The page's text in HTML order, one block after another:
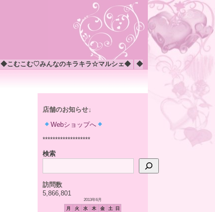
◆こむこむ♡みんなのキラキラ☆マルシェ◆
◆
店舗のお知らせ↓
Webショップへ
*******************
検索
訪問数
5,866,801
2013年6月
月 火 水 木 金 土 日